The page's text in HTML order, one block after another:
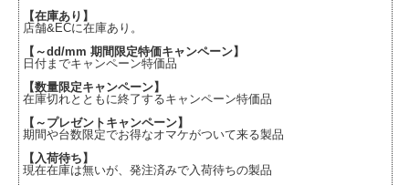
【在庫あり】
店舗&ECに在庫あり。
【～dd/mm 期間限定特価キャンペーン】
日付までキャンペーン特価品
【数量限定キャンペーン】
在庫切れとともに終了するキャンペーン特価品
【～プレゼントキャンペーン】
期間や台数限定でお得なオマケがついて来る製品
【入荷待ち】
現在在庫は無いが、発注済みで入荷待ちの製品